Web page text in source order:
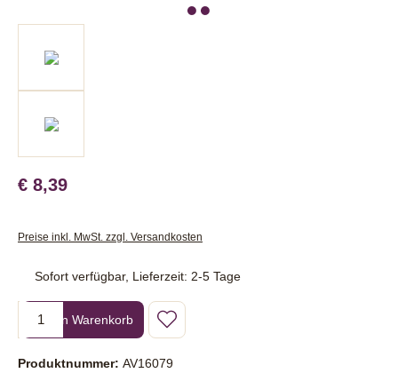
€ 8,39
Preise inkl. MwSt. zzgl. Versandkosten
Sofort verfügbar, Lieferzeit: 2-5 Tage
Produkt Anzahl: Gib den gewünschten Wert ein oder benutze die
In den Warenkorb
Produktnummer: AV16079